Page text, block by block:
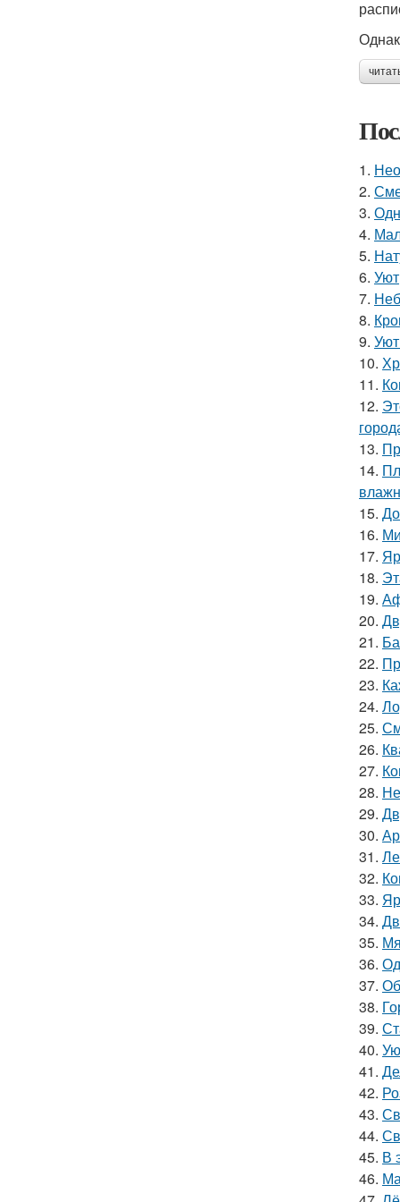
1.
2.
3.
4.
5.
6.
7.
8.
9.
10.
11.
12.
13.
14.
15.
16.
17.
18.
19.
20.
21.
22.
23.
24.
25.
26.
27.
28.
29.
30.
31.
32.
33.
34.
35.
36.
37.
38.
39.
40.
41.
42.
43.
44.
45. В
46.